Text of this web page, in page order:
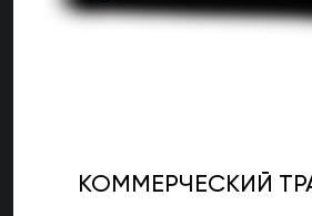
КОММЕРЧЕСКИЙ